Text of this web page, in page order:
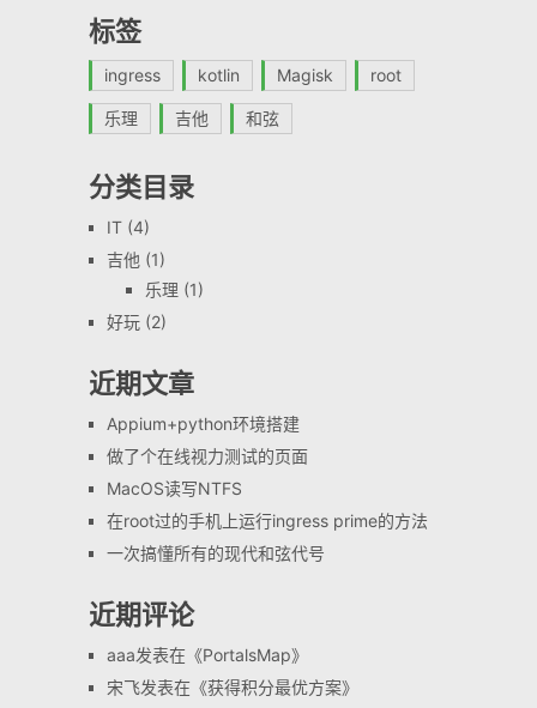
标签
ingress kotlin Magisk root
乐理 吉他 和弦
分类目录
IT(4)
吉他(1)
乐理 (1)
好玩(2)
近期文章
Appium+python环境搭建
做了个在线视力测试的页面
MacOS读写NTFS
在root过的手机上运行ingress prime的方法
一次搞懂所有的现代和弦代号
近期评论
aaa发表在《PortalsMap》
宋飞发表在《获得积分最优方案》